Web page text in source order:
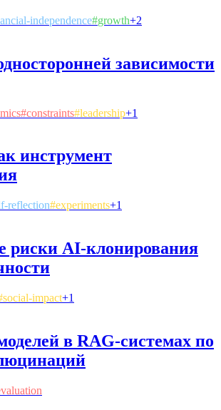
independence#growth+2
зависимости
#constraints#leadership+1
инструмент
reflection#experiments+1
риски AI-клонирования
social-impact+1
в RAG-системах по